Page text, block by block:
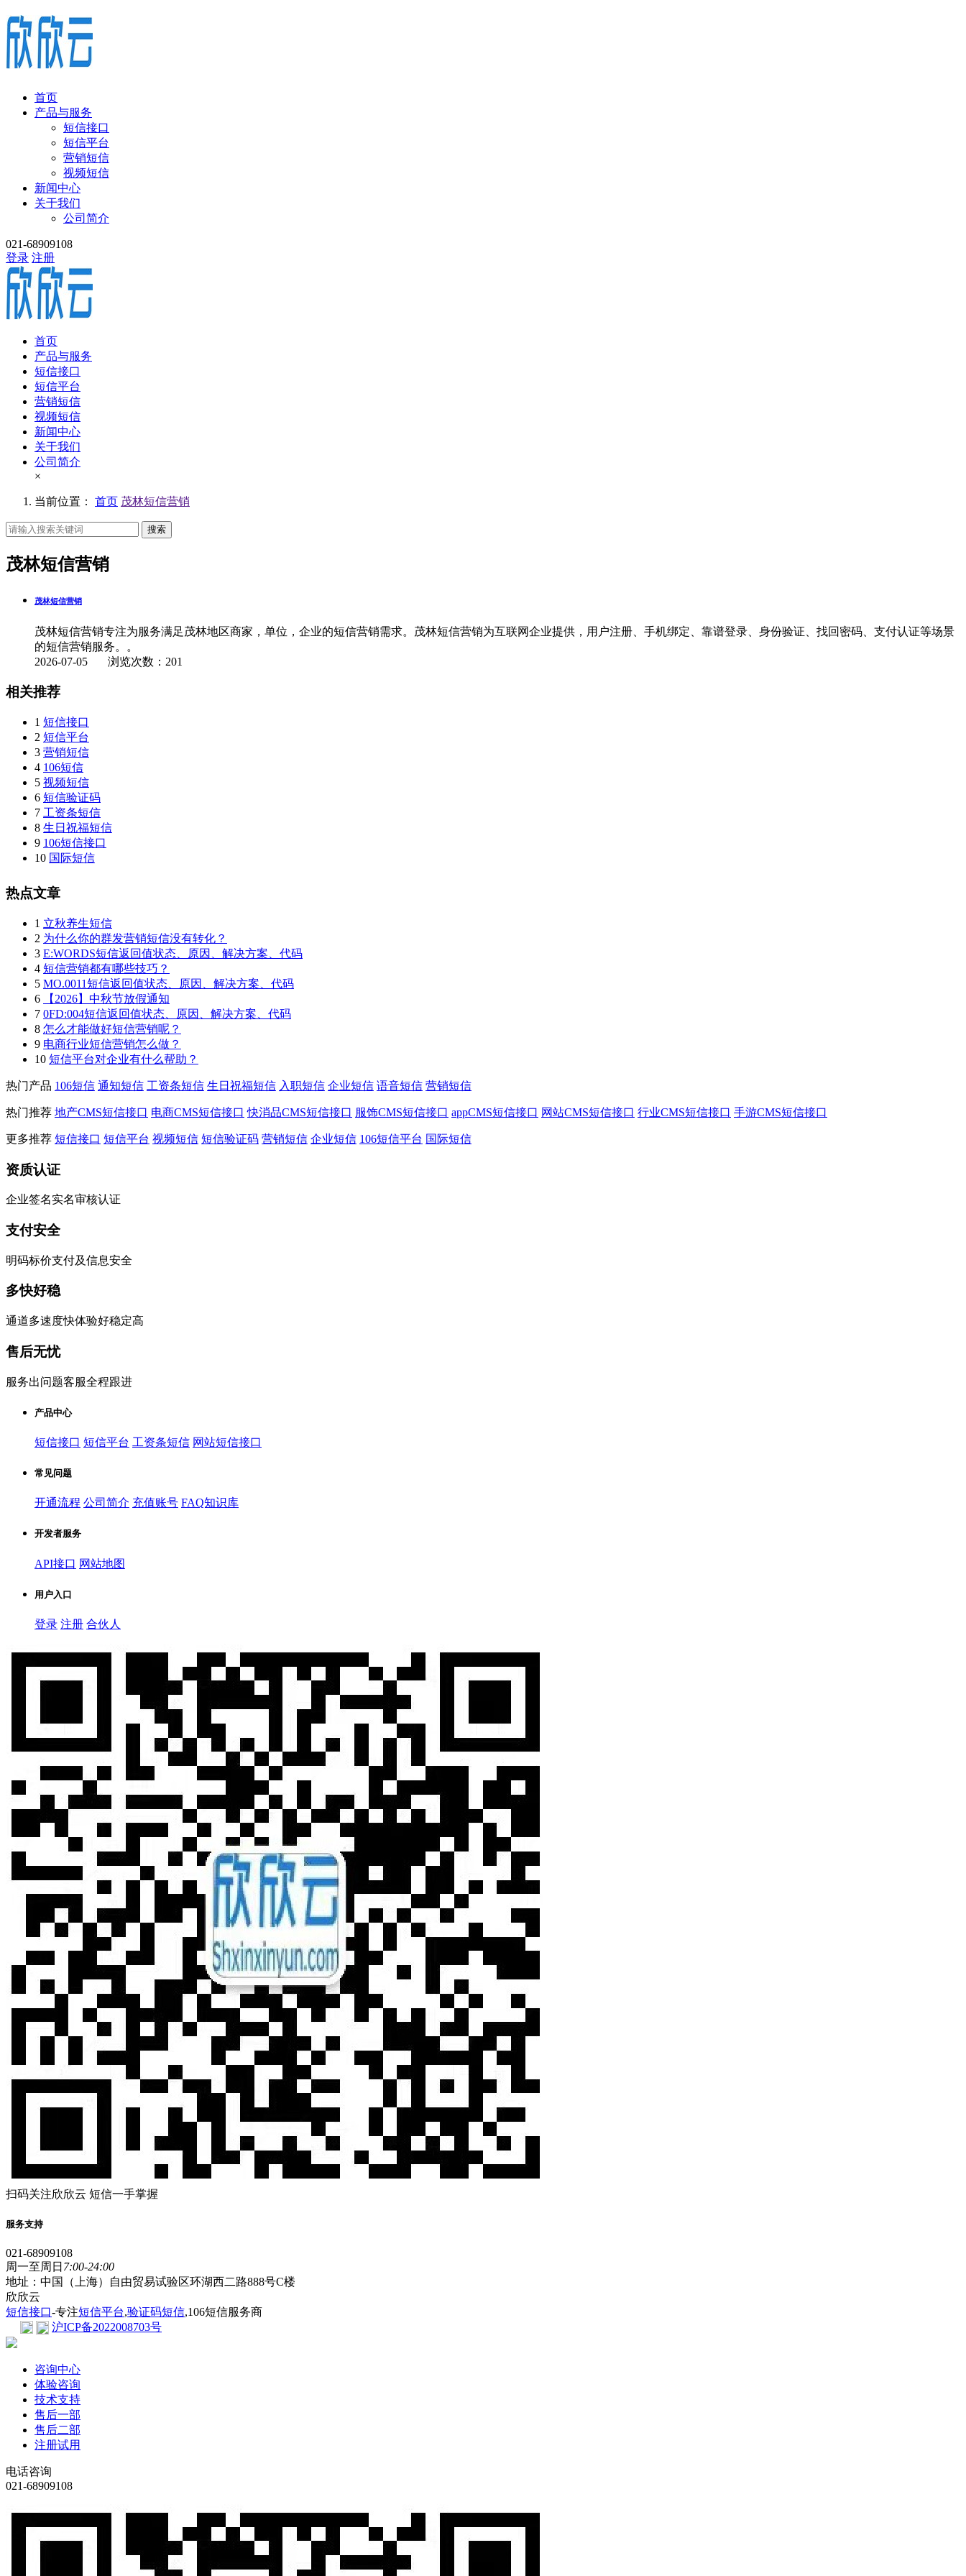
首页
产品与服务
短信接口
短信平台
营销短信
视频短信
新闻中心
关于我们
公司简介
021-68909108
登录 注册
首页
产品与服务
短信接口
短信平台
营销短信
视频短信
新闻中心
关于我们
公司简介
×
当前位置： 首页 茂林短信营销
搜索
茂林短信营销
茂林短信营销
茂林短信营销专注为服务满足茂林地区商家，单位，企业的短信营销需求。茂林短信营销为互联网企业提供，用户注册、手机绑定、靠谱登录、身份验证、找回密码、支付认证等场景
的短信营销服务。。
2026-07-05 浏览次数：201
相关推荐
1 短信接口
2 短信平台
3 营销短信
4 106短信
5 视频短信
6 短信验证码
7 工资条短信
8 生日祝福短信
9 106短信接口
10 国际短信
热点文章
1 立秋养生短信
2 为什么你的群发营销短信没有转化？
3 E:WORDS短信返回值状态、原因、解决方案、代码
4 短信营销都有哪些技巧？
5 MO.0011短信返回值状态、原因、解决方案、代码
6
【2026】中秋节放假通知
7 0FD:004短信返回值状态、原因、解决方案、代码
8 怎么才能做好短信营销呢？
9 电商行业短信营销怎么做？
10 短信平台对企业有什么帮助？
热门产品 106短信 通知短信 工资条短信 生日祝福短信 入职短信 企业短信 语音短信 营销短信
热门推荐 地产CMS短信接口 电商CMS短信接口 快消品CMS短信接口 服饰CMS短信接口 appCMS短信接口 网站CMS短信接口 行业CMS短信接口 手游CMS短信接口
更多推荐 短信接口 短信平台 视频短信 短信验证码 营销短信 企业短信 106短信平台 国际短信
资质认证
企业签名实名审核认证
支付安全
明码标价支付及信息安全
多快好稳
通道多速度快体验好稳定高
售后无忧
服务出问题客服全程跟进
产品中心
短信接口 短信平台 工资条短信 网站短信接口
常见问题
开通流程 公司简介 充值账号 FAQ知识库
开发者服务
API接口 网站地图
用户入口
登录 注册 合伙人
扫码关注欣欣云 短信一手掌握
服务支持
021-68909108
周一至周日 7:00-24:00
地址：中国（上海）自由贸易试验区环湖西二路888号C楼
欣欣云
短信接口-专注短信平台,验证码短信,106短信服务商
沪ICP备2022008703号
咨询中心
体验咨询
技术支持
售后一部
售后二部
注册试用
电话咨询
021-68909108